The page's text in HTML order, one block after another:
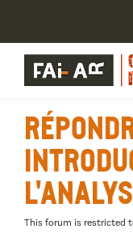
This forum is restricted